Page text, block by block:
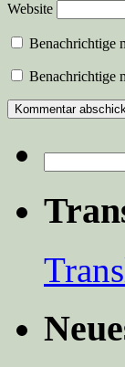
Website
Benachrichtige
Benachrichtige
nach: